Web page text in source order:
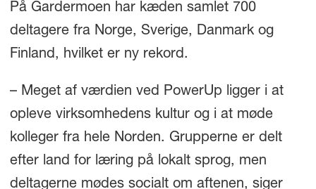
På Gardermoen har kæden samlet 700
deltagere fra Norge, Sverige, Danmark og
Finland, hvilket er ny rekord.
– Meget af værdien ved PowerUp ligger i at
opleve virksomhedens kultur og i at møde
kolleger fra hele Norden. Grupperne er delt
efter land for læring på lokalt sprog, men
deltagerne mødes socialt om aftenen, siger